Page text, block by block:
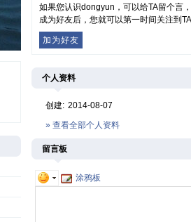
如果您认识dongyun，可以给TA留个言
成为好友后，您就可以第一时间关注到
加为好友
个人资料
创建: 2014-08-07
» 查看全部个人资料
留言板
涂鸦板